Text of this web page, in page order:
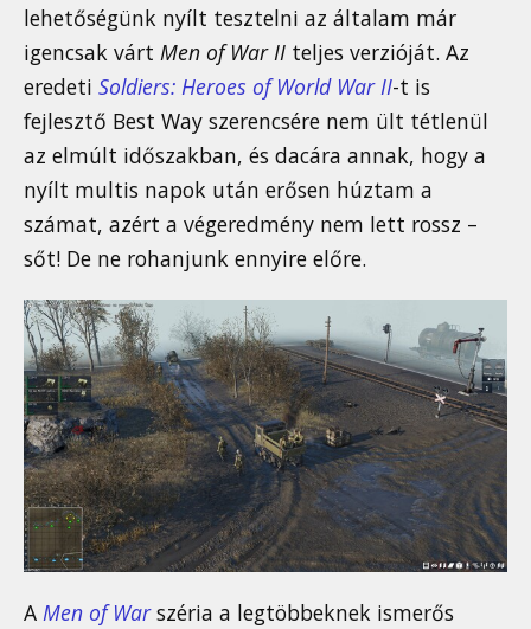
lehetőségünk nyílt tesztelni az általam már
igencsak várt Men of War II teljes verzióját. Az
eredeti Soldiers: Heroes of World War II-t is
fejlesztő Best Way szerencsére nem ült tétlenül
az elmúlt időszakban, és dacára annak, hogy a
nyílt multis napok után erősen húztam a
számat, azért a végeredmény nem lett rossz –
sőt! De ne rohanjunk ennyire előre.
A Men of Warszéria a legtöbbeknek ismerős